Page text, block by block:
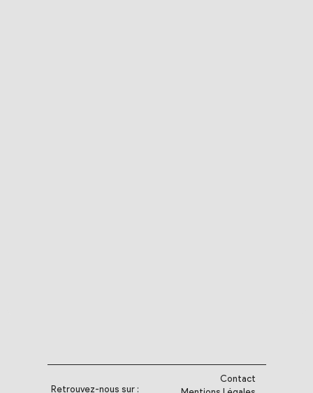
Retrouvez-nous sur :
Contact